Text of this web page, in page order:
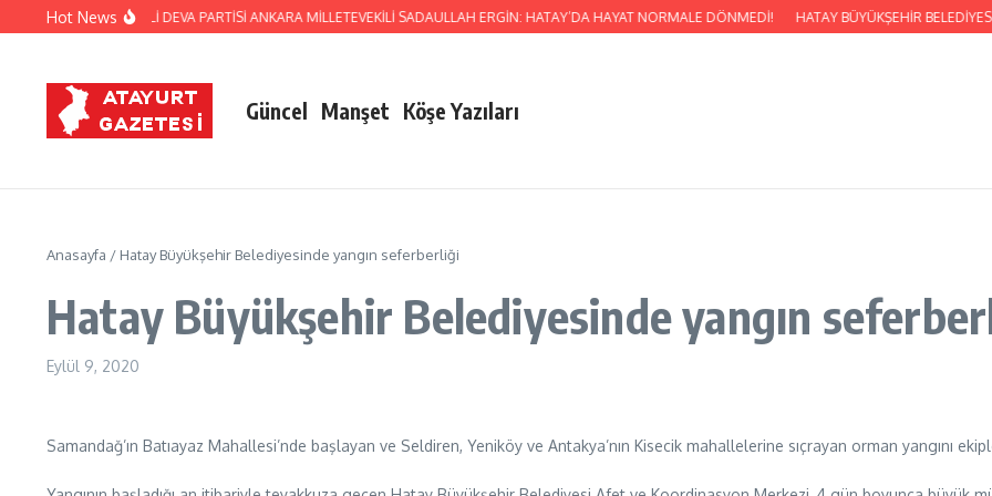
İçeriğe atlaHot News
ESKİ MİLLETVEKİLİ DEVA PARTİSİ ANKARA MİLLETEVEKİLİ SADAULLAH ERGİN: HATAY’DA HAYAT NORMALE DÖNMEDİ! HATAY BÜYÜKŞEHİR
Güncel Manşet Köşe Yazıları
Anasayfa / Hatay Büyükşehir Belediyesinde yangın seferberliği
Hatay Büyükşehir Belediyesinde yangın
Eylül 9, 2020
Samandağ’ın Batıayaz Mahallesi’nde başlayan ve Seldiren, Yeniköy ve Antakya’nın Kisecik mahallelerine sıçrayan orman yangını